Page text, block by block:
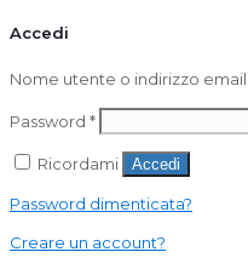
Accedi
Nome utente o indirizzo email
Password *
Ricordami Accedi
Password dimenticata?
Creare un account?